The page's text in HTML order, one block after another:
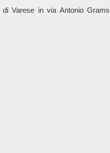
di Varese in via Antonio